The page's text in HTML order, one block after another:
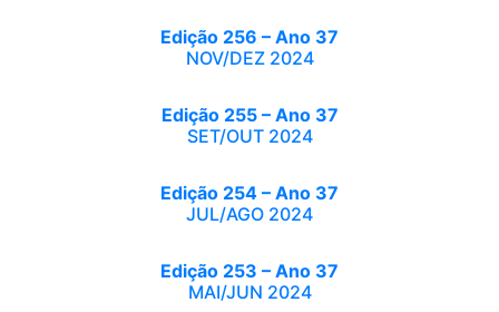
Edição 256 – Ano 37
NOV/DEZ 2024
Edição 255 – Ano 37
SET/OUT 2024
Edição 254 – Ano 37
JUL/AGO 2024
Edição 253 – Ano 37
MAI/JUN 2024